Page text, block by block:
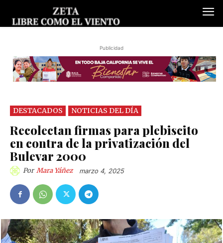
Publicidad
DESTACADOS NOTICIAS DEL DÍA
Recolectan firmas para plebiscito
en contra de la privatización del
Bulevar 2000
Por Mara Yáñez marzo 4, 2025